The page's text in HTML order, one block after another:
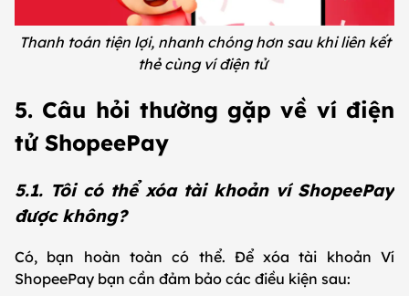
Thanh toán tiện lợi, nhanh chóng hơn sau khi liên kết
thẻ cùng ví điện tử
5. Câu hỏi thường gặp về ví điện
tử ShopeePay
5.1. Tôi có thể xóa tài khoản ví ShopeePay
được không?
Có, bạn hoàn toàn có thể. Để xóa tài khoản Ví
ShopeePay bạn cần đảm bảo các điều kiện sau: